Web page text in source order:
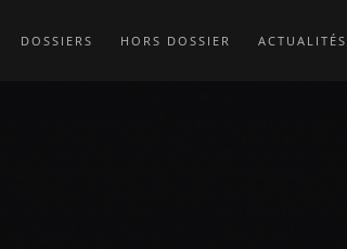
DOSSIERS HORS DOSSIER ACTUALITÉS